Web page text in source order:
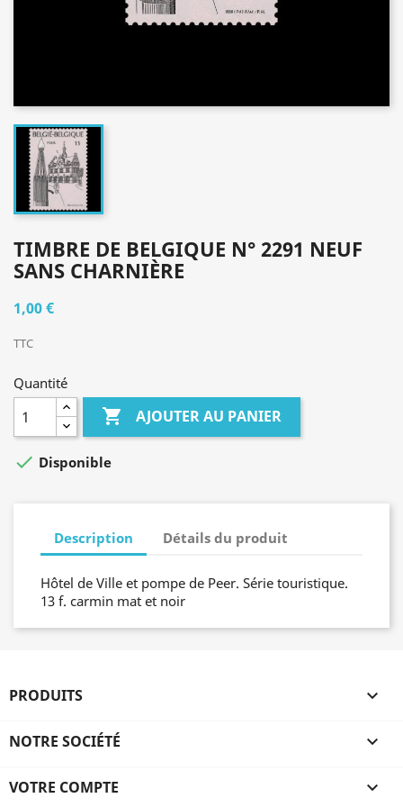
TIMBRE DE BELGIQUE N° 2291 NEUF
SANS CHARNIÈRE
1,00 €
TTC
Quantité
 AJOUTER AU PANIER
 Disponible
Description Détails du produit
Hôtel de Ville et pompe de Peer. Série touristique.
13 f. carmin mat et noir
PRODUITS 
NOTRE SOCIÉTÉ 
VOTRE COMPTE 